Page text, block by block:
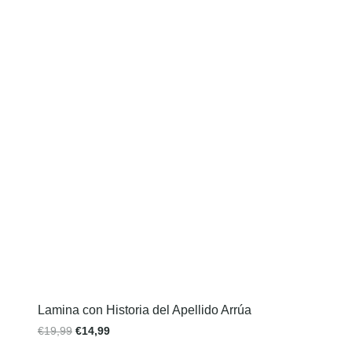
Lamina con Historia del Apellido Arrúa
€19,99 €14,99